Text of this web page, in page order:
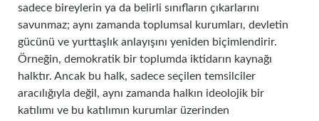
sadece bireylerin ya da belirli sınıfların çıkarlarını
savunmaz; aynı zamanda toplumsal kurumları, devletin
gücünü ve yurttaşlık anlayışını yeniden biçimlendirir.
Örneğin, demokratik bir toplumda iktidarın kaynağı
halktır. Ancak bu halk, sadece seçilen temsilciler
aracılığıyla değil, aynı zamanda halkın ideolojik bir
katılımı ve bu katılımın kurumlar üzerinden